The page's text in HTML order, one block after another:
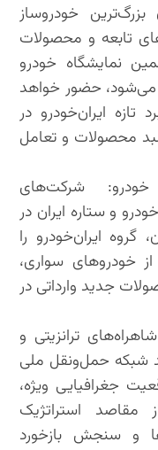
بزرگ‌ترین خودروساز
تابعه و محصولات
نمایشگاه خودرو
۱ تا ۴ آبان ۱۴۰۴ برگزار می‌شود، حضور خواهد
تازه ایران‌خودرو در
محصولات و تعامل
شرکت‌های
و ستاره ایران در
گروه ایران‌خودرو را
خودروهای سواری،
جدید وارداتی در
ترانزیتی و
شبکه حمل‌ونقل ملی
جغرافیایی ویژه،
مقاصد استراتژیک
و سنجش بازخورد